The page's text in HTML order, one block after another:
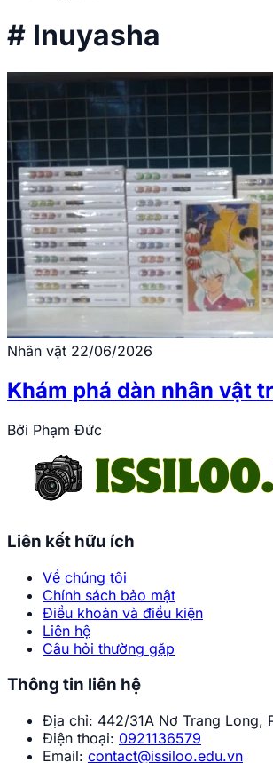
# Inuyasha
Nhân vật 22/06/2026
Khám phá dàn nhân vật
Bởi Phạm Đức
Liên kết hữu ích
Về chúng tôi
Chính sách bảo mật
Điều khoản và điều kiện
Liên hệ
Câu hỏi thường gặp
Thông tin liên hệ
Địa chỉ: 442/31A Nơ Trang Long,
Điện thoại: 0921136579
Email: contact@issiloo.edu.vn